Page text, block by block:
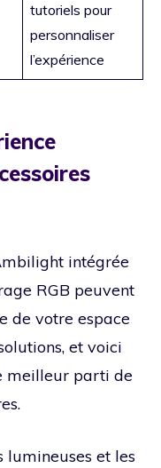
tutoriels pour
personnaliser
l’expérience
intégrée
RGB peuvent
de votre espace
et voici
meilleur parti de
lumineuses et les